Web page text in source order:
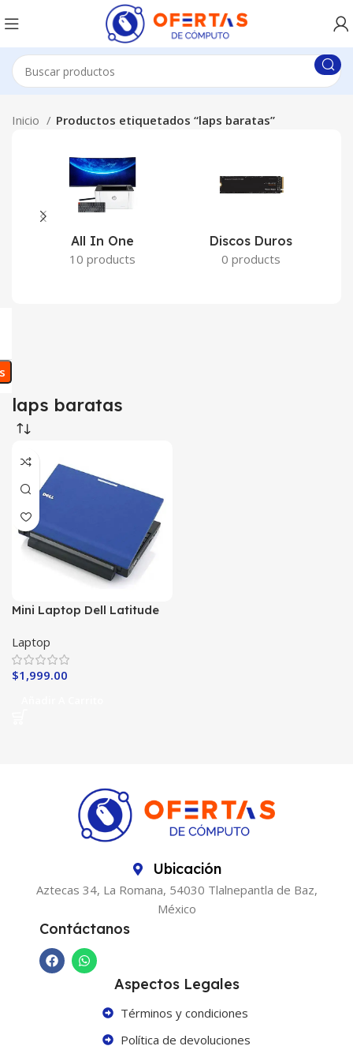
Inicio Productos etiquetados “laps baratas”
All In One
10 products
Discos Duros
0 products
laps baratas
Mini Laptop Dell Latitude
Laptop
$1,999.00
Ubicación
Aztecas 34, La Romana, 54030 Tlalnepantla de Baz,
México
Contáctanos
Aspectos Legales
Términos y condiciones
Política de devoluciones